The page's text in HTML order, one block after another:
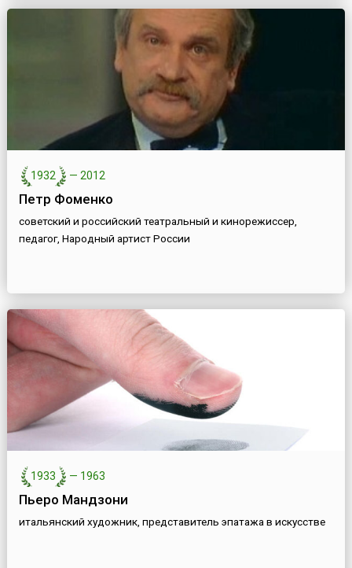
1932 — 2012
Петр Фоменко
советский и российский театральный и кинорежиссер,
педагог, Народный артист России
1933 — 1963
Пьеро Мандзони
итальянский художник, представитель эпатажа в искусстве